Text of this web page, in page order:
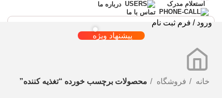
استعلام مدرک
درباره ما
تماس با ما
ورود / فرم ثبت نام
پیشنهاد ویژه
خانه فروشگاه محصولات برچسب خورده “تغذیه کننده”